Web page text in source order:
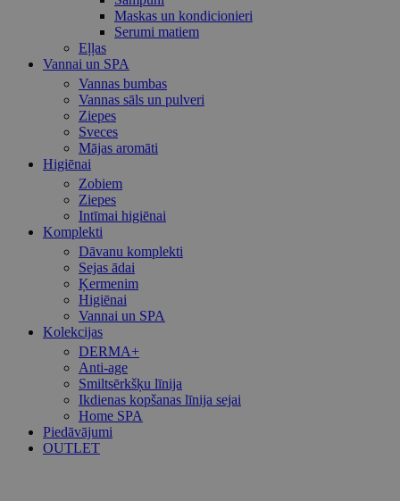
Maskas un kondicionieri
Serumi matiem
Eļļas
Vannai un SPA
Vannas bumbas
Vannas sāls un pulveri
Ziepes
Sveces
Mājas aromāti
Higiēnai
Zobiem
Ziepes
Intīmai higiēnai
Komplekti
Dāvanu komplekti
Sejas ādai
Ķermenim
Higiēnai
Vannai un SPA
Kolekcijas
DERMA+
Anti-age
Smiltsērkšķu līnija
Ikdienas kopšanas līnija sejai
Home SPA
Piedāvājumi
OUTLET